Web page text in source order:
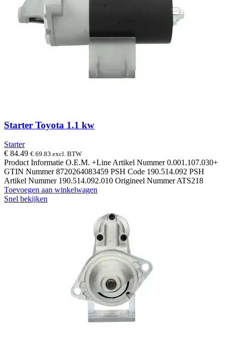
Starter Toyota 1.1 kw
Starter
€ 84.49 € 69.83 excl. BTW
Product Informatie O.E.M. +Line Artikel Nummer 0.001.107.030+
GTIN Nummer 8720264083459 PSH Code 190.514.092 PSH
Artikel Nummer 190.514.092.010 Origineel Nummer ATS218
Toevoegen aan winkelwagen
Snel bekijken